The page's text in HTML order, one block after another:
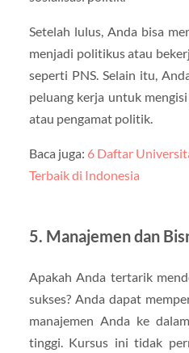
Setelah lulus, Anda bisa
menjadi politikus atau
seperti PNS. Selain itu,
peluang kerja untuk
atau pengamat politik.
Baca juga: 6 Daftar
Terbaik di Indonesia
5. Manajemen dan
Apakah Anda tertarik
sukses? Anda dapat
manajemen Anda ke
tinggi. Kursus ini tidak